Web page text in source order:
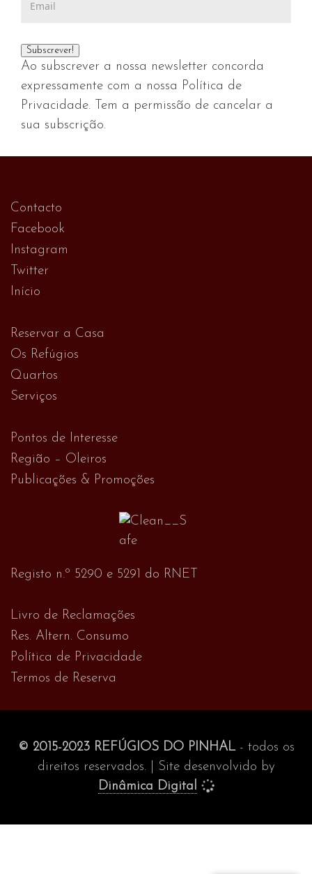
Ao subscrever a nossa newsletter concorda
expressamente com a nossa Política de
Privacidade. Tem a permissão de cancelar a
sua subscrição.
Contacto
Facebook
Instagram
Twitter
Início
Reservar a Casa
Os Refúgios
Quartos
Serviços
Pontos de Interesse
Região – Oleiros
Publicações & Promoções
Registo n.º 5290 e 5291 do RNET
Livro de Reclamações
Res. Altern. Consumo
Política de Privacidade
Termos de Reserva
© 2015-2023 REFÚGIOS DO PINHAL- todos os
direitos reservados. | Site desenvolvido by
Dinâmica Digital